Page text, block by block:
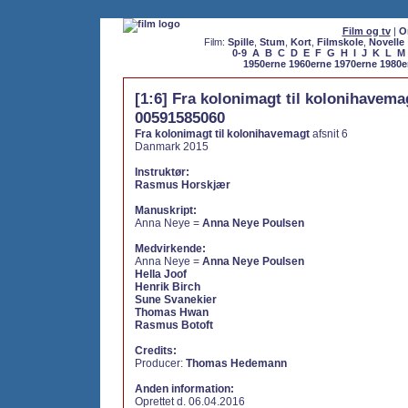
Film og tv|
Film: Spille, Stum Kort, Filmskole, Novelle
0-9 A B C D E F G H I J K L M
1950erne 1960erne 1970erne
[1:6] Fra kolonimagt til
00591585060
Fra kolonimagt til kolonihavemagt afsnit 6
Danmark 2015
Instruktør:
Rasmus Horskjær
Manuskript:
Anna Neye = Anna Neye Poulsen
Medvirkende:
Anna Neye = Anna Neye Poulsen
Hella Joof
Henrik Birch
Sune Svanekier
Thomas Hwan
Rasmus Botoft
Credits:
Producer: Thomas Hedemann
Anden information:
Oprettet d. 06.04.2016